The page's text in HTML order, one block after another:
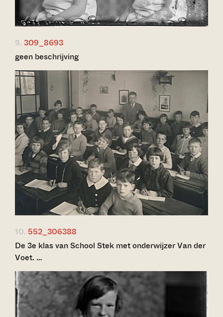
9. 309_8693
geen beschrijving
10. 552_306388
De 3e klas van School Stek met onderwijzer Van der
Voet. …